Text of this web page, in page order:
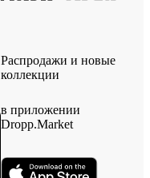
Распродажи и новые
коллекции
в приложении
Dropp.Market